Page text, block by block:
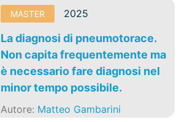
MASTER 2025
La diagnosi di pneumotorace.
Non capita frequentemente ma
è necessario fare diagnosi nel
minor tempo possibile.
Autore: Matteo Gambarini